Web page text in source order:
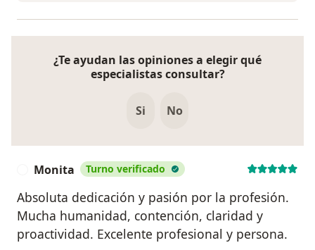
¿Te ayudan las opiniones a elegir qué
especialistas consultar?
Si No
Monita Turno verificado
Absoluta dedicación y pasión por la profesión.
Mucha humanidad, contención, claridad y
proactividad. Excelente profesional y persona.